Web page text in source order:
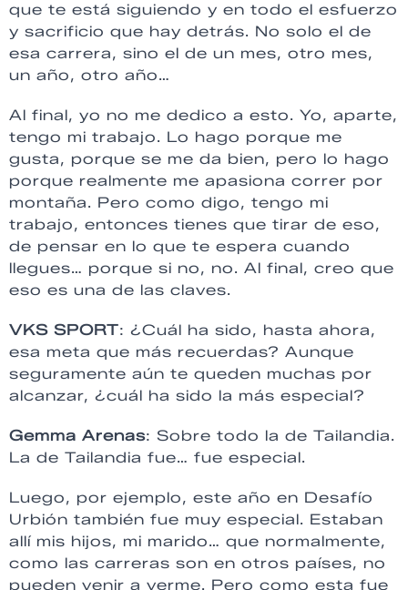
que te está siguiendo y en todo el esfuerzo
y sacrificio que hay detrás. No solo el de
esa carrera, sino el de un mes, otro mes,
un año, otro año…
Al final, yo no me dedico a esto. Yo, aparte,
tengo mi trabajo. Lo hago porque me
gusta, porque se me da bien, pero lo hago
porque realmente me apasiona correr por
montaña. Pero como digo, tengo mi
trabajo, entonces tienes que tirar de eso,
de pensar en lo que te espera cuando
llegues… porque si no, no. Al final, creo que
eso es una de las claves.
VKS SPORT: ¿Cuál ha sido, hasta ahora,
esa meta que más recuerdas? Aunque
seguramente aún te queden muchas por
alcanzar, ¿cuál ha sido la más especial?
Gemma Arenas: Sobre todo la de Tailandia.
La de Tailandia fue… fue especial.
Luego, por ejemplo, este año en Desafío
Urbión también fue muy especial. Estaban
allí mis hijos, mi marido… que normalmente,
como las carreras son en otros países, no
pueden venir a verme. Pero como esta fue